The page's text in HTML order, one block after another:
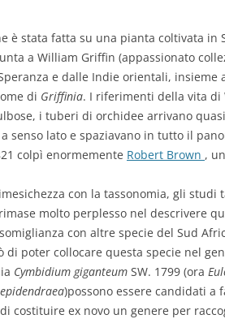
è stata fatta su una pianta coltivata in
a William Griffin (appassionato
e dalle Indie orientali,
di Griffinia. I riferimenti della vita di
i tuberi di orchidee arrivano
senso lato e spaziavano in tutto il
colpì enormemente Robert Brown ,
con la tassonomia, gli
molto perplesso nel descrivere
con altre specie del Sud
di poter collocare questa specie nel
Cymbidium giganteum SW. 1799 (ora
)possono essere candidati a
costituire ex novo un genere per